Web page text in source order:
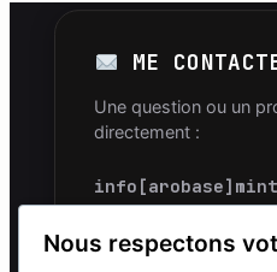
ME
Une question ou un
directement :
Nous respectons